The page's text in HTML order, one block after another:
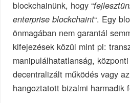
blockchainünk, hogy “
enterprise blockchaint“. Egy
önmagában nem garantál
kifejezések közül mint pl:
manipulálhatatlanság,
decentralizált működés vagy
hangoztatott bizalmi harmadik